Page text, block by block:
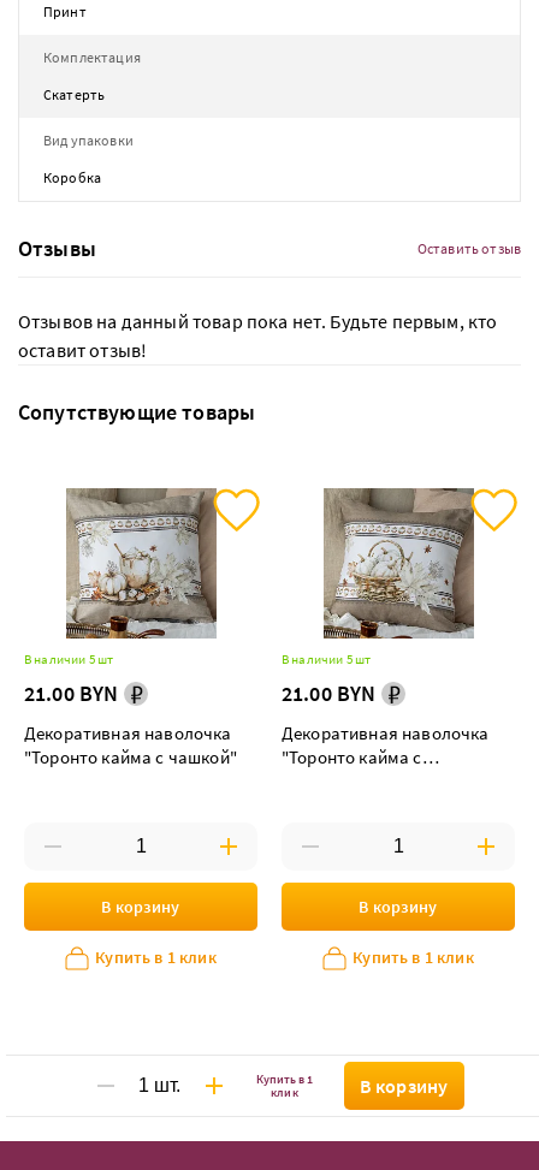
Принт
Комплектация
Скатерть
Вид упаковки
Коробка
Отзывы Оставить отзыв
Отзывов на данный товар пока нет. Будьте первым, кто
оставит отзыв!
Сопутствующие товары
В наличии 5 шт
21.00 BYN
Декоративная наволочка
"Торонто кайма с чашкой"
В корзину
Купить в 1 клик
В наличии 5 шт
21.00 BYN
Декоративная наволочка
"Торонто кайма с
В корзину
Купить в 1 клик
Купить в 1
клик
В корзину